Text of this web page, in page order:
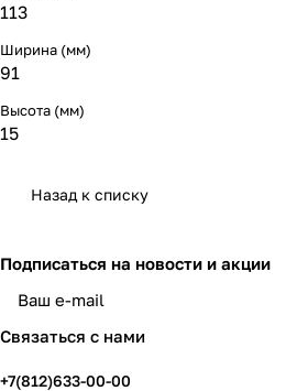
113
Ширина (мм)
91
Высота (мм)
15
Назад к списку
Подписаться на новости и акции
Связаться с нами
+7(812)633-00-00